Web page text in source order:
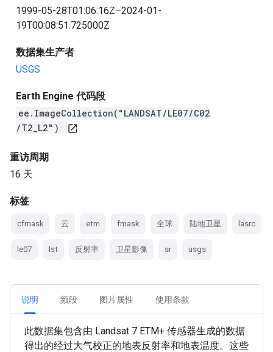
1999-05-28T01:06:16Z–2024-01-
19T00:08:51.725000Z
数据集生产者
USGS
Earth Engine 代码段
ee.ImageCollection("LANDSAT/LE07/C02
/T2_L2")
open_in_new
重访周期
16 天
标签
cfmask 云 etm fmask 全球 陆地卫星 lasrc
le07 lst 反射率 卫星影像 sr usgs
说明 频段 图片属性 使用条款
此数据集包含由 Landsat 7 ETM+ 传感器生成的数据
得出的经过大气校正的地表反射率和地表温度。这些